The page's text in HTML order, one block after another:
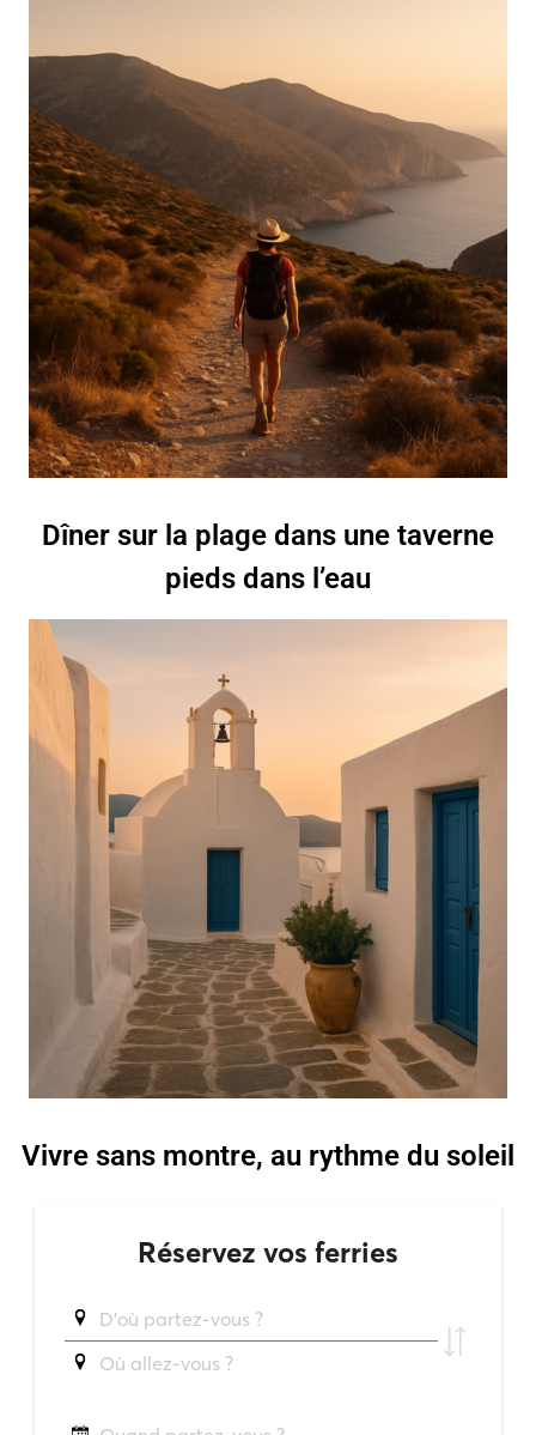
Dîner sur la plage dans une taverne
pieds dans l’eau
Vivre sans montre, au rythme du soleil